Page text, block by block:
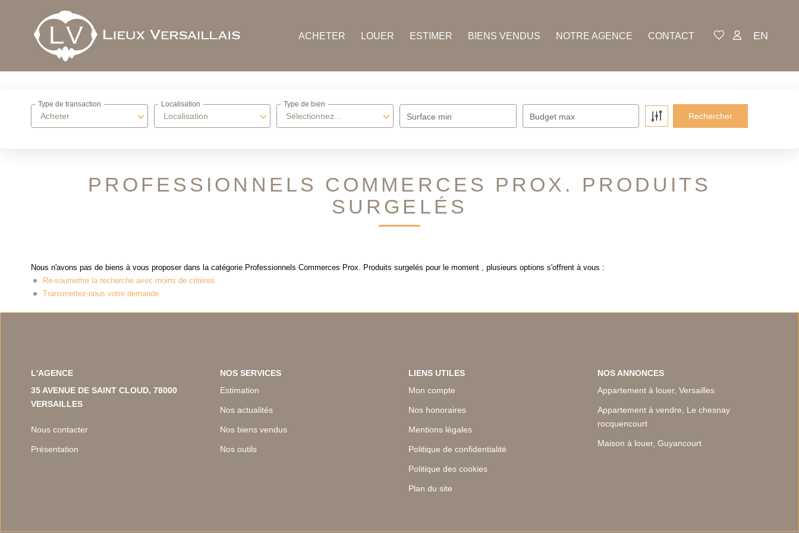
ACHETER LOUER ESTIMER BIENS VENDUS NOTRE AGENCE CONTACT EN
Acheter
Type de transaction
Localisation
Localisation
Sélectionnez...
Type de bien
Surface min Budget max
PROFESSIONNELS COMMERCES PROX. PRODUITS
SURGELÉS
Nous n'avons pas de biens à vous proposer dans la catégorie Professionnels Commerces Prox. Produits surgelés pour le moment , plusieurs options s'offrent à vous :
Re-soumettre la recherche avec moins de critères.
Transmettez-nous votre demande
L'AGENCE
35 AVENUE DE SAINT CLOUD, 78000
VERSAILLES
Nous contacter
Présentation
NOS SERVICES
Estimation
Nos actualités
Nos biens vendus
Nos outils
LIENS UTILES
Mon compte
Nos honoraires
Mentions légales
Politique de confidentialité
Politique des cookies
Plan du site
NOS ANNONCES
Appartement à louer, Versailles
Appartement à vendre, Le chesnay
rocquencourt
Maison à louer, Guyancourt